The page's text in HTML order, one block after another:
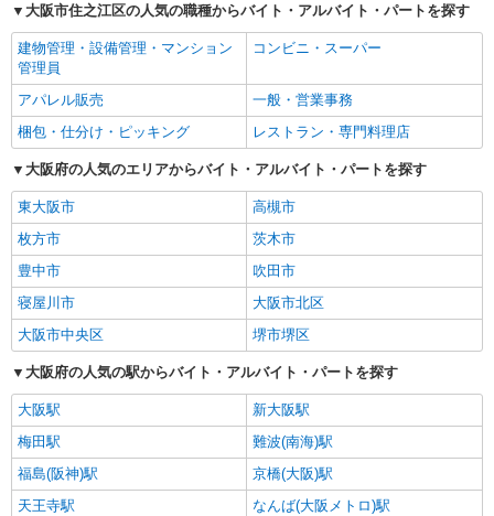
大阪市住之江区の人気の職種からバイト・アルバイト・パートを探す
建物管理・設備管理・マンション
管理員
コンビニ・スーパー
アパレル販売
一般・営業事務
梱包・仕分け・ピッキング
レストラン・専門料理店
大阪府の人気のエリアからバイト・アルバイト・パートを探す
東大阪市
高槻市
枚方市
茨木市
豊中市
吹田市
寝屋川市
大阪市北区
大阪市中央区
堺市堺区
大阪府の人気の駅からバイト・アルバイト・パートを探す
大阪駅
新大阪駅
梅田駅
難波(南海)駅
福島(阪神)駅
京橋(大阪)駅
天王寺駅
なんば(大阪メトロ)駅